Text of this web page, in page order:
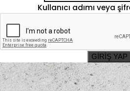
Kullanıcı adımı veya
GİRİŞ YAP